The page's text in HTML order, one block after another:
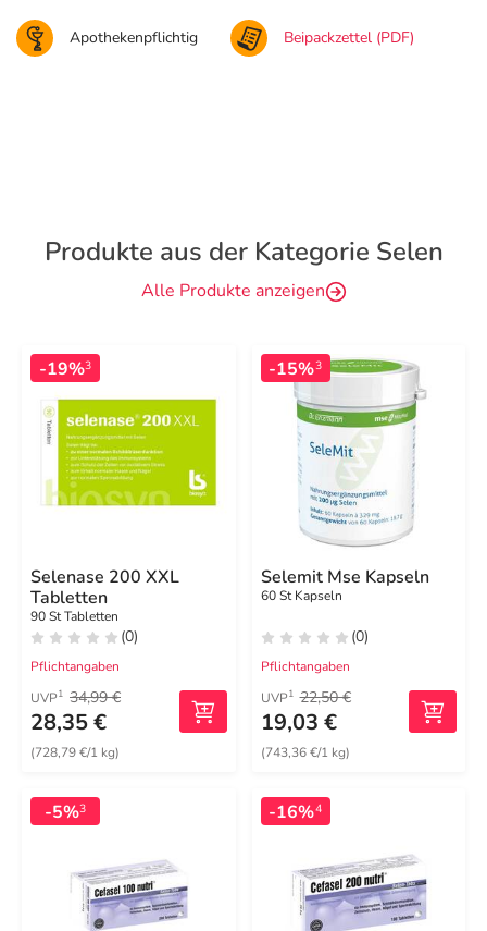
Apothekenpflichtig Beipackzettel (PDF)
Produkte aus der Kategorie Selen
Alle Produkte anzeigen
-19%3
Selenase 200 XXL
Tabletten
90 St Tabletten
(0)
Pflichtangaben
UVP1 34,99 €
28,35 €
(728,79 €/1 kg)
-15%3
Selemit Mse Kapseln
60 St Kapseln
(0)
Pflichtangaben
UVP1 22,50 €
19,03 €
(743,36 €/1 kg)
-5%3 -16%4